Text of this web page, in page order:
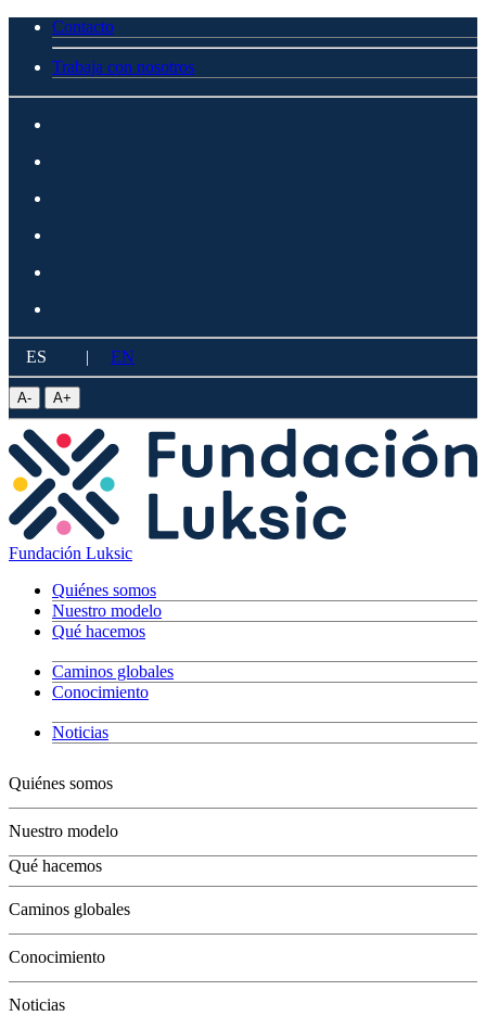
Contacto
Trabaja con nosotros
ES | EN
A- A+
Fundación Luksic
Quiénes somos
Nuestro modelo
Qué hacemos
Caminos globales
Conocimiento
Noticias
Quiénes somos
Nuestro modelo
Qué hacemos
Jóvenes
Adultos
Grandes
Conservación
Caminos globales
Conocimiento
Noticias